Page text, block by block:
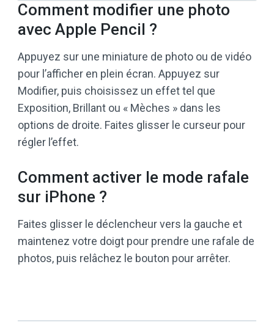
Comment modifier une photo
avec Apple Pencil ?
Appuyez sur une miniature de photo ou de vidéo
pour l’afficher en plein écran. Appuyez sur
Modifier, puis choisissez un effet tel que
Exposition, Brillant ou « Mèches » dans les
options de droite. Faites glisser le curseur pour
régler l’effet.
Comment activer le mode rafale
sur iPhone ?
Faites glisser le déclencheur vers la gauche et
maintenez votre doigt pour prendre une rafale de
photos, puis relâchez le bouton pour arrêter.